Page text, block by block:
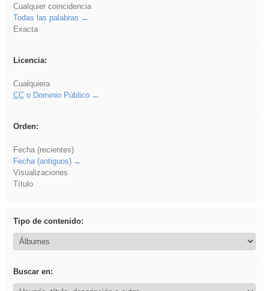
Cualquier coincidencia
Todas las palabras
Exacta
Licencia:
Cualquiera
CCo Dominio Público
Orden:
Fecha (recientes)
Fecha (antiguos)
Visualizaciones
Título
Tipo de contenido:
Buscar en: